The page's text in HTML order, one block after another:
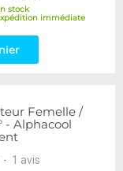
stock
immédiate
Femelle /
- Alphacool
- 1 avis